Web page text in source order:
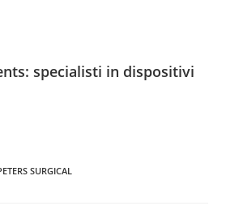
specialisti in dispositivi
SURGICAL